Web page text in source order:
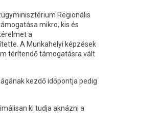
Regionális
mikro, kis és
a
A Munkahelyi képzések
térítendő támogatásra vált
kezdő időpontja pedig
ki tudja aknázni a